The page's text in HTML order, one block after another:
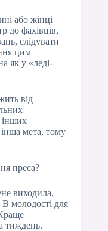
або жінці
до фахівців,
слідувати
цим
як у «леді-
від
інших
мета, тому
преса?
виходила,
В молодості для
тиждень.